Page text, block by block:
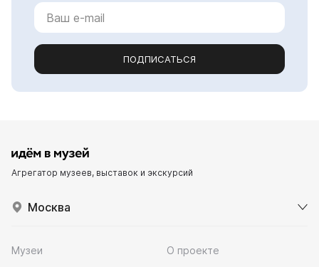
ПОДПИСАТЬСЯ
Агрегатор музеев, выставок и экскурсий
Москва
Музеи
О проекте